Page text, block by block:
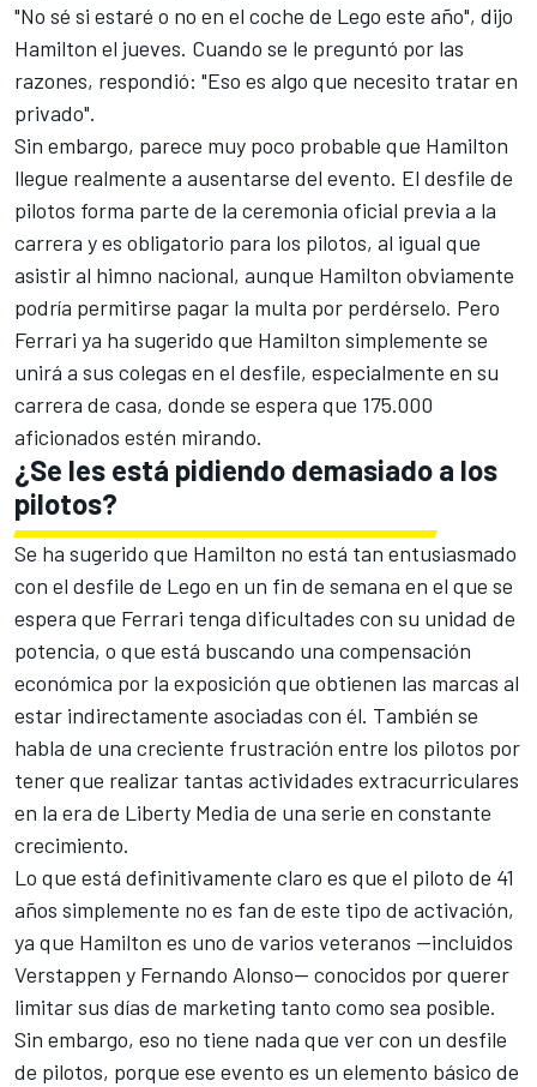
"No sé si estaré o no en el coche de Lego este año", dijo
Hamilton el jueves. Cuando se le preguntó por las
razones, respondió: "Eso es algo que necesito tratar en
privado".
Sin embargo, parece muy poco probable que Hamilton
llegue realmente a ausentarse del evento. El desfile de
pilotos forma parte de la ceremonia oficial previa a la
carrera y es obligatorio para los pilotos, al igual que
asistir al himno nacional, aunque Hamilton obviamente
podría permitirse pagar la multa por perdérselo. Pero
Ferrari ya ha sugerido que Hamilton simplemente se
unirá a sus colegas en el desfile, especialmente en su
carrera de casa, donde se espera que 175.000
aficionados estén mirando.
¿Se les está pidiendo demasiado a los
pilotos?
Se ha sugerido que Hamilton no está tan entusiasmado
con el desfile de Lego en un fin de semana en el que se
espera que Ferrari tenga dificultades con su unidad de
potencia, o que está buscando una compensación
económica por la exposición que obtienen las marcas al
estar indirectamente asociadas con él. También se
habla de una creciente frustración entre los pilotos por
tener que realizar tantas actividades extracurriculares
en la era de Liberty Media de una serie en constante
crecimiento.
Lo que está definitivamente claro es que el piloto de 41
años simplemente no es fan de este tipo de activación,
ya que Hamilton es uno de varios veteranos —incluidos
Verstappen y Fernando Alonso— conocidos por querer
limitar sus días de marketing tanto como sea posible.
Sin embargo, eso no tiene nada que ver con un desfile
de pilotos, porque ese evento es un elemento básico de